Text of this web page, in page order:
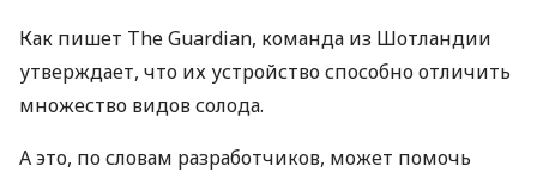
Как пишет The Guardian, команда из Шотландии
утверждает, что их устройство способно отличить
множество видов солода.
А это, по словам разработчиков, может помочь